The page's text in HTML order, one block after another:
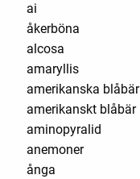
ai
åkerböna
alcosa
amaryllis
amerikanska blåbär
amerikanskt blåbär
aminopyralid
anemoner
ånga